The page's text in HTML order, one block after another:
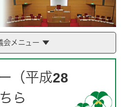
会メニュー
（平成28
ら